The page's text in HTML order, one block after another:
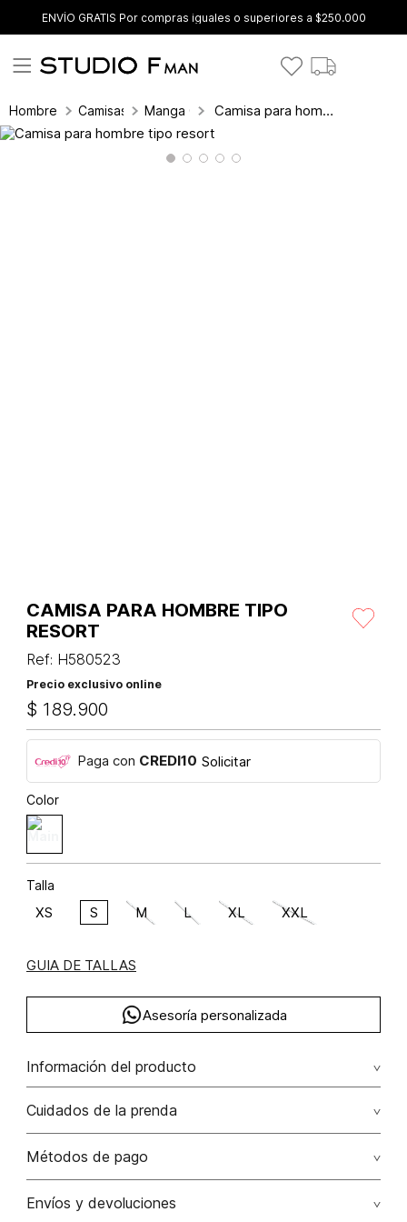
ENVÍO GRATIS Por compras iguales o superiores a $250.000
Hombre Camisas Manga Corta Camisa para hombre tipo resort
CAMISA PARA HOMBRE TIPO
RESORT
Ref: H580523
Precio exclusivo online
$ 189.900
Paga con CREDI10 Solicitar
Color
Talla
XS S M L XL XXL
GUIA DE TALLAS
Asesoría personalizada
Información del producto
algodón 100% 100.00% algodón/cotton
Cuidados de la prenda
Lavar a mano por separado / no dejar en remojo / no
Métodos de pago
Tarjetas de crédito: Visa, Dinners, Master Card y American
Envíos y devoluciones